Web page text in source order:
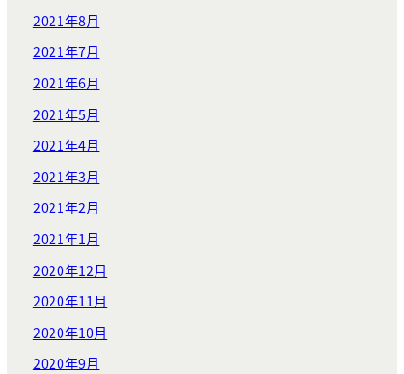
2021年8月
2021年7月
2021年6月
2021年5月
2021年4月
2021年3月
2021年2月
2021年1月
2020年12月
2020年11月
2020年10月
2020年9月